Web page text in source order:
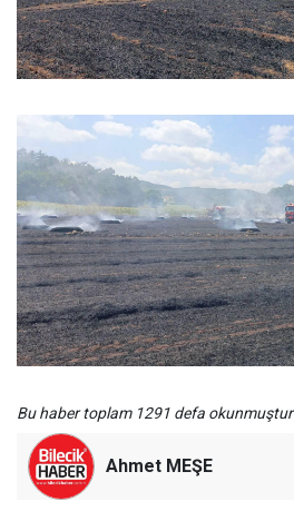
Bu haber toplam 1291 defa okunmuştur
Ahmet MEŞE